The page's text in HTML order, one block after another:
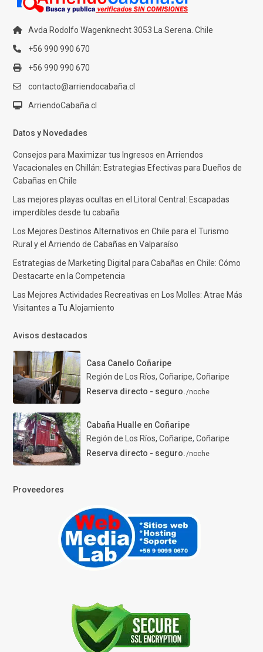
Avda Rodolfo Wagenknecht 3053 La Serena. Chile
+56 990 990 670
+56 990 990 670
contacto@arriendocabaña.cl
ArriendoCabaña.cl
Datos y Novedades
Consejos para Maximizar tus Ingresos en Arriendos
Vacacionales en Chillán: Estrategias Efectivas para Dueños de
Cabañas en Chile
Las mejores playas ocultas en el Litoral Central: Escapadas
imperdibles desde tu cabaña
Los Mejores Destinos Alternativos en Chile para el Turismo
Rural y el Arriendo de Cabañas en Valparaíso
Estrategias de Marketing Digital para Cabañas en Chile: Cómo
Destacarte en la Competencia
Las Mejores Actividades Recreativas en Los Molles: Atrae Más
Visitantes a Tu Alojamiento
Avisos destacados
Casa Canelo Coñaripe
Región de Los Ríos, Coñaripe, Coñaripe
Reserva directo - seguro./noche
Cabaña Hualle en Coñaripe
Región de Los Ríos, Coñaripe, Coñaripe
Reserva directo - seguro./noche
Proveedores